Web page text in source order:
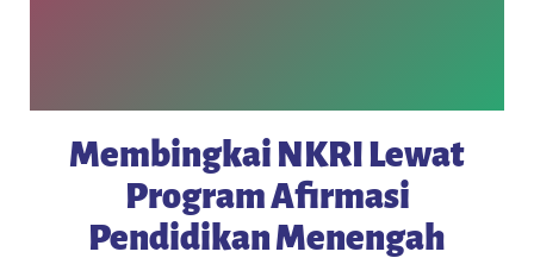
Membingkai NKRI Lewat
Program Afirmasi
Pendidikan Menengah